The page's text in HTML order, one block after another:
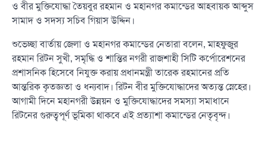
ও বীর মুক্তিযোদ্ধা তৈয়বুর রহমান ও মহানগর কমান্ডের আহবায়ক আব্দুস
সামাদ ও সদস্য সচিব গিয়াস উদ্দিন।
শুভেচ্ছা বার্তায় জেলা ও মহানগর কমান্ডের নেতারা বলেন, মাহফুজুর
রহমান রিটন সুখী, সমৃদ্ধি ও শান্তির নগরী রাজশাহী সিটি কর্পোরেশনের
প্রশাসনিক হিসেবে নিযুক্ত করায় প্রধানমন্ত্রী তারেক রহমানের প্রতি
আন্তরিক কৃতজ্ঞতা ও ধন্যবাদ। রিটন বীর মুক্তিযোদ্ধাদের অত্যন্ত স্নেহের।
আগামী দিনে মহানগরী উন্নয়ন ও মুক্তিযোদ্ধাদের সমস্যা সমাধানে
রিটনের গুরুত্বপূর্ণ ভূমিকা থাকবে এই প্রত্যাশা কমান্ডের নেতৃবৃন্দ।